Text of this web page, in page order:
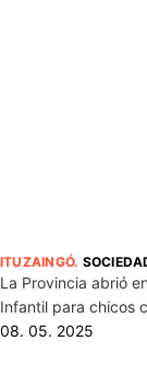
ITUZAINGÓ.
La Provincia abrió
Infantil para chicos
08. 05. 2025